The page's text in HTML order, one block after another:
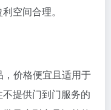
空间合理。
价格便宜且适用于
提供门到门服务的